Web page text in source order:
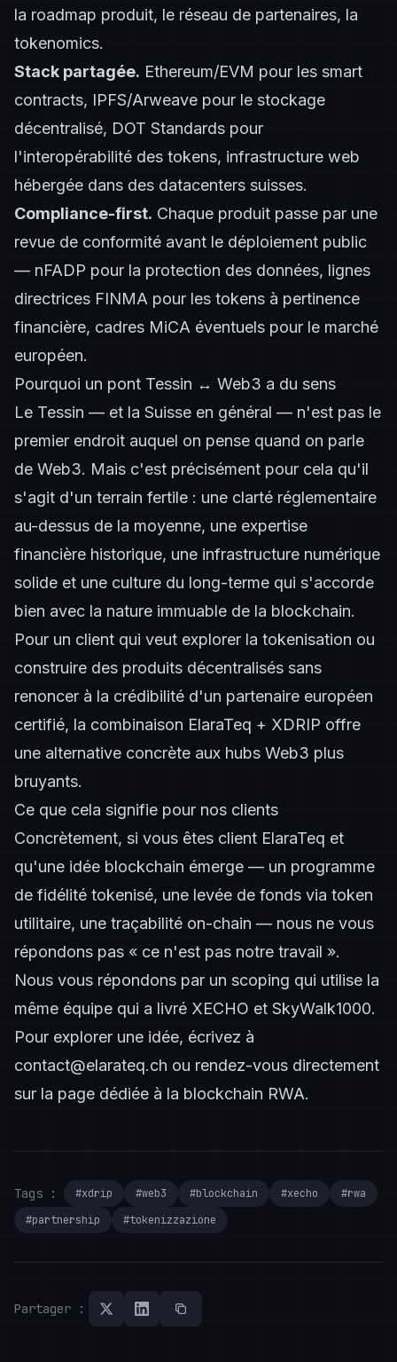
la roadmap produit, le réseau de partenaires, la
tokenomics.
Stack partagée. Ethereum/EVM pour les smart
contracts, IPFS/Arweave pour le stockage
décentralisé, DOT Standards pour
l'interopérabilité des tokens, infrastructure web
hébergée dans des datacenters suisses.
Compliance-first. Chaque produit passe par une
revue de conformité avant le déploiement public
— nFADP pour la protection des données, lignes
directrices FINMA pour les tokens à pertinence
financière, cadres MiCA éventuels pour le marché
européen.
Pourquoi un pont Tessin ↔ Web3 a du sens
Le Tessin — et la Suisse en général — n'est pas le
premier endroit auquel on pense quand on parle
de Web3. Mais c'est précisément pour cela qu'il
s'agit d'un terrain fertile : une clarté réglementaire
au-dessus de la moyenne, une expertise
financière historique, une infrastructure numérique
solide et une culture du long-terme qui s'accorde
bien avec la nature immuable de la blockchain.
Pour un client qui veut explorer la tokenisation ou
construire des produits décentralisés sans
renoncer à la crédibilité d'un partenaire européen
certifié, la combinaison ElaraTeq + XDRIP offre
une alternative concrète aux hubs Web3 plus
bruyants.
Ce que cela signifie pour nos clients
Concrètement, si vous êtes client ElaraTeq et
qu'une idée blockchain émerge — un programme
de fidélité tokenisé, une levée de fonds via token
utilitaire, une traçabilité on-chain — nous ne vous
répondons pas « ce n'est pas notre travail ».
Nous vous répondons par un scoping qui utilise la
même équipe qui a livré XECHO et SkyWalk1000.
Pour explorer une idée, écrivez à
contact@elarateq.ch ou rendez-vous directement
sur la page dédiée à la blockchain RWA.
Tags : #xdrip #web3 #blockchain #xecho
#rwa
#partnership
#tokenizzazione
Partager :